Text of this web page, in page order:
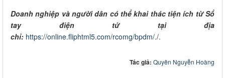
Doanh nghiệp và người dân có thể khai thác tiện ích từ Sổ
tay điện tử tại địa
chỉ: https://online.fliphtml5.com/rcomg/bpdm/./.
Tác giả: Quyên Nguyễn Hoàng